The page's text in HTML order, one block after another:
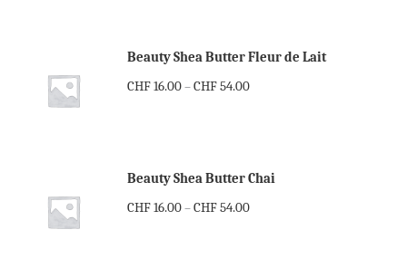
Beauty Shea Butter Fleur de Lait
CHF16.00–CHF54.00
Beauty Shea Butter Chai
CHF16.00–CHF54.00